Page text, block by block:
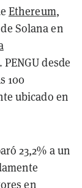
Ethereum,
Solana en
desde
100
ubicado en
23,2% a un
en